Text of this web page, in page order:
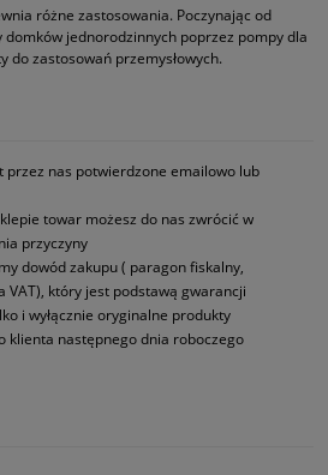
różne zastosowania. Poczynając od
jednorodzinnych poprzez pompy dla
do zastosowań przemysłowych.
przez nas potwierdzone emailowo lub
towar możesz do nas zwrócić w
przyczyny
dowód zakupu ( paragon fiskalny,
VAT), który jest podstawą gwarancji
i wyłącznie oryginalne produkty
klienta następnego dnia roboczego